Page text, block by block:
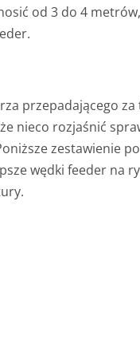
od 3 do 4
przepadającego za
nieco rozjaśnić
zestawienie
wędki feeder na